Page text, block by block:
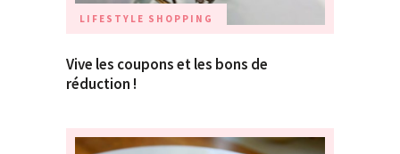
LIFESTYLE SHOPPING
Vive les coupons et les bons de
réduction !